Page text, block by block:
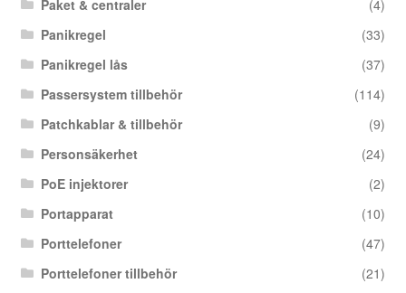
Paket & centraler
(4)
Panikregel
(33)
Panikregel lås
(37)
Passersystem tillbehör
(114)
Patchkablar & tillbehör
(9)
Personsäkerhet
(24)
PoE injektorer
(2)
Portapparat
(10)
Porttelefoner
(47)
Porttelefoner tillbehör
(21)